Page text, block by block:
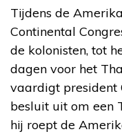
Tijdens de
Continental
de kolonisten, tot
dagen voor het
vaardigt president
besluit uit om een
hij roept de